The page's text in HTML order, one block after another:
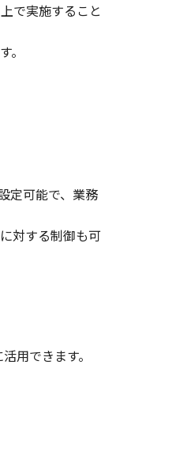
で実施すること
。
定可能で、業務
対する制御も可
用できます。